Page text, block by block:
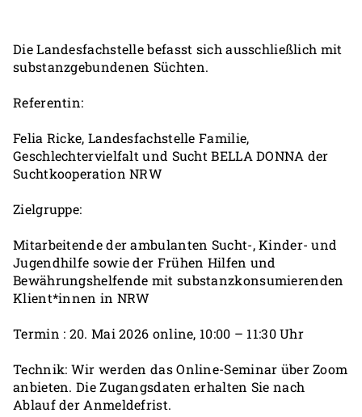
Die Landesfachstelle befasst sich ausschließlich mit
substanzgebundenen Süchten.
Referentin:
Felia Ricke, Landesfachstelle Familie,
Geschlechtervielfalt und Sucht BELLA DONNA der
Suchtkooperation NRW
Zielgruppe:
Mitarbeitende der ambulanten Sucht-, Kinder- und
Jugendhilfe sowie der Frühen Hilfen und
Bewährungshelfende mit substanzkonsumierenden
Klient*innen in NRW
Termin : 20. Mai 2026 online, 10:00 – 11:30 Uhr
Technik: Wir werden das Online-Seminar über Zoom
anbieten. Die Zugangsdaten erhalten Sie nach
Ablauf der Anmeldefrist.